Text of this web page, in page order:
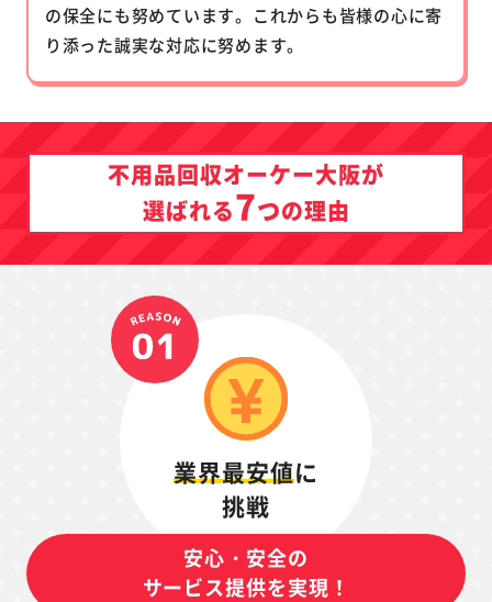
の保全にも努めています。これからも皆様の心に寄
り添った誠実な対応に努めます。
不用品回収オーケー大阪が
選ばれる7つの理由
業界最安値に
挑戦
安心・安全の
サービス提供を実現！